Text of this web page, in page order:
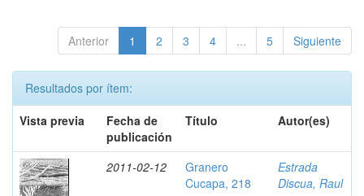
Anterior 1 2 3 4 ... 5 Siguiente
Resultados por ítem:
Vista previa
Fecha de
publicación
Título Autor(es)
2011-02-12
Granero
Cucapa, 218
Estrada
Discua, Raul